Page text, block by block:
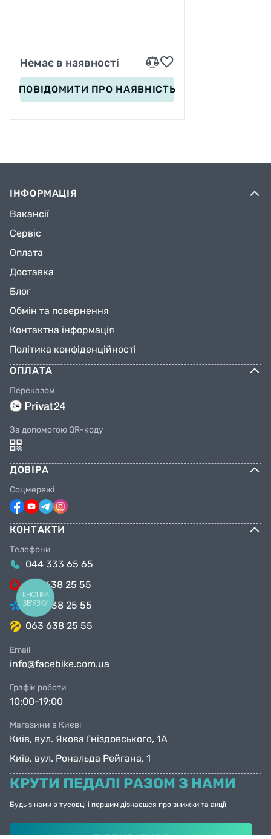
Немає в наявності
ПОВІДОМИТИ ПРО НАЯВНІСТЬ
ІНФОРМАЦІЯ
Вакансії
Сервіс
Оплата
Доставка
Блог
Обмін та повернення
Контактна інформація
Політика конфіденційності
ОПЛАТА
Переказом
За допомогою QR-коду
ДОВІРА
Соцмережі
КОНТАКТИ
Телефони
044 333 65 65
099 638 25 55
098 638 25 55
063 638 25 55
Email
info@facebike.com.ua
Графік роботи
10:00-19:00
Магазини в Києві
Київ, вул. Якова Гніздовського, 1А
Київ, вул. Рональда Рейгана, 1
КРУТИ ПЕДАЛІ РАЗОМ З НАМИ
Будь з нами в тусовці і першим дізнаєшся про знижки та акції
КНОПКА
ЗВ'ЯЗКУ